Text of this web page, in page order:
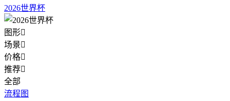
2026世界杯
图形
场景
价格
推荐
全部
流程图